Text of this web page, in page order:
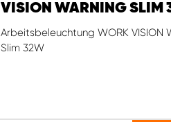
VISION WARNING SLIM
Arbeitsbeleuchtung WORK VISION
Slim 32W